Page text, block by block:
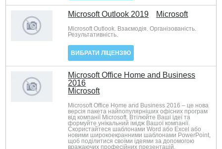
Microsoft Outlook 2019 Microsoft
Microsoft Outlook. Взаємодія. Організованість.
Результативність.
ВИБРАТИ ЛІЦЕНЗІЮ
Microsoft Office Home and Business
2016
Microsoft
Microsoft Office Home and Business 2016 – це нова
версія пакета найпопулярніших офісних програм
від компанії Microsoft. Втілюйте Ваші ідеї та
формуйте унікальний імідж Вашої компанії.
Скористайтеся шаблонами Word або Excel або
новими широкоекранними шаблонами PowerPoint,
щоб поділитися своїми ідеями за допомогою
вражаючих професійних презентацій.